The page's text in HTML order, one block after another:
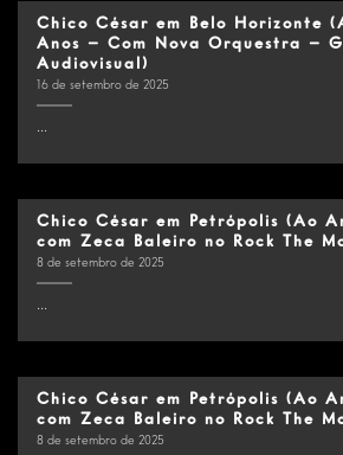
Chico César em Belo Horizonte
Anos – Com Nova Orquestra –
Audiovisual)
16 de setembro de 2025
Chico César em Petrópolis (Ao
com Zeca Baleiro no Rock The
8 de setembro de 2025
...
Chico César em Petrópolis (Ao
com Zeca Baleiro no Rock The
8 de setembro de 2025